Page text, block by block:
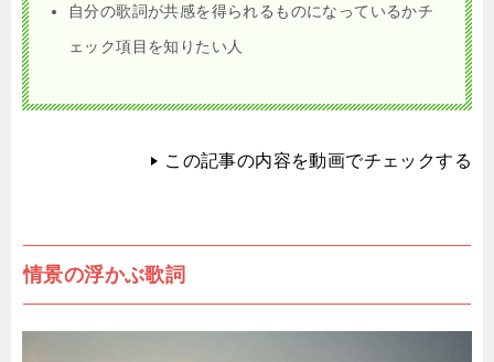
自分の歌詞が共感を得られるものになっているかチ
ェック項目を知りたい人
この記事の内容を動画でチェックする
情景の浮かぶ歌詞